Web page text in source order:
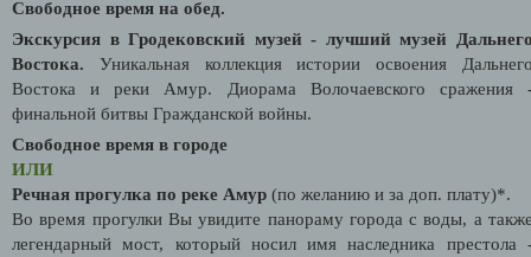
Свободное время на обед.
Экскурсия в Гродековский музей - лучший музей
Востока. Уникальная коллекция истории освоения
Востока и реки Амур. Диорама Волочаевского сражения
финальной битвы Гражданской войны.
Свободное время в городе
ИЛИ
Речная прогулка по реке Амур (по желанию и за доп. плату)*.
Во время прогулки Вы увидите панораму города с воды, а
легендарный мост, который носил имя наследника престола